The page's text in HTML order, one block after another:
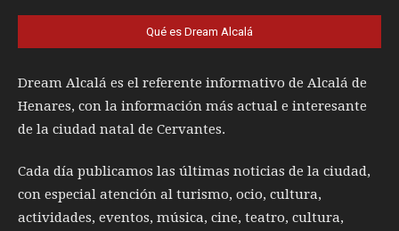
Qué es Dream Alcalá
Dream Alcalá es el referente informativo de Alcalá de
Henares, con la información más actual e interesante
de la ciudad natal de Cervantes.
Cada día publicamos las últimas noticias de la ciudad,
con especial atención al turismo, ocio, cultura,
actividades, eventos, música, cine, teatro, cultura,